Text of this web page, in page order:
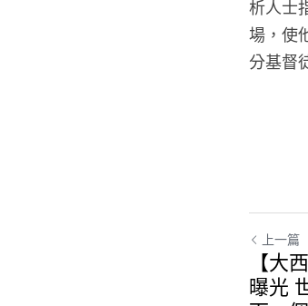
析人士
場，使
分基督
上一篇
【大
曝光